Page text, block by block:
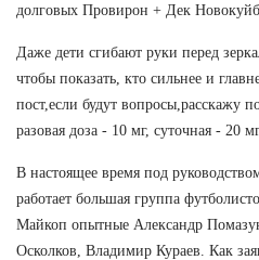
долговых Провирон + Дек
Даже дети сгибают руки перед
чтобы показать, кто сильнее и
пост,если будут вопросы,расскажу
разовая доза - 10 мг, суточная - 20
В настоящее время под
работает большая группа
Майкоп опытные Александр
Осколков, Владимир Кураев. Как